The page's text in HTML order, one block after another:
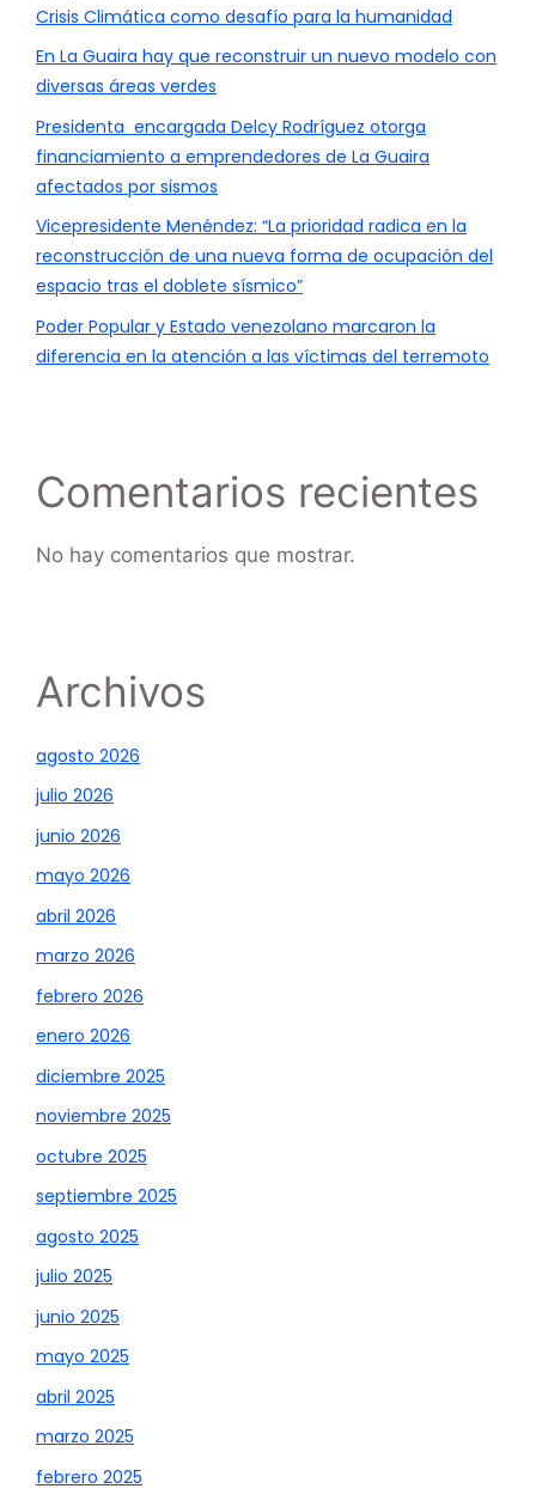
Crisis Climática como desafío para la humanidad
En La Guaira hay que reconstruir un nuevo modelo con
diversas áreas verdes
Presidenta encargada Delcy Rodríguez otorga
financiamiento a emprendedores de La Guaira
afectados por sismos
Vicepresidente Menéndez: “La prioridad radica en la
reconstrucción de una nueva forma de ocupación del
espacio tras el doblete sísmico”
Poder Popular y Estado venezolano marcaron la
diferencia en la atención a las víctimas del terremoto
Comentarios recientes
No hay comentarios que mostrar.
Archivos
agosto 2026
julio 2026
junio 2026
mayo 2026
abril 2026
marzo 2026
febrero 2026
enero 2026
diciembre 2025
noviembre 2025
octubre 2025
septiembre 2025
agosto 2025
julio 2025
junio 2025
mayo 2025
abril 2025
marzo 2025
febrero 2025